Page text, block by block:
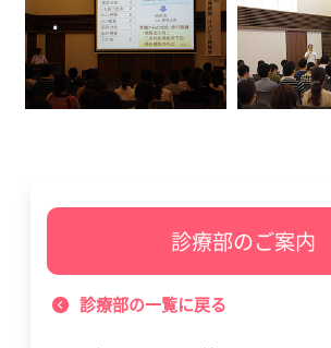
診療部のご案内
診療部の一覧に戻る